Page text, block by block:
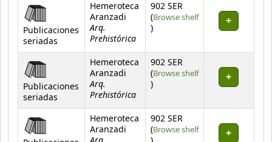
Publicaciones
seriadas
Hemeroteca
Aranzadi
Arq.
Prehistórica
902 SER
(Browse shelf
(Opens below)
)
Publicaciones
seriadas
Hemeroteca
Aranzadi
Arq.
Prehistórica
902 SER
(Browse shelf
(Opens below)
)
Hemeroteca
Aranzadi
902 SER
(Browse shelf